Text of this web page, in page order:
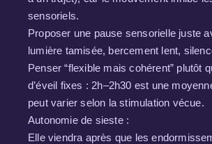
sensoriels.
Proposer une pause sensorielle juste
lumière tamisée, bercement lent,
Penser “flexible mais cohérent” plutôt
d’éveil fixes : 2h–2h30 est une
peut varier selon la stimulation vécue.
Autonomie de sieste :
Elle viendra après que les